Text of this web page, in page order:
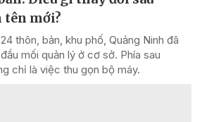
mới?
thôn, bản, khu phố, Quảng Ninh đã
mối quản lý ở cơ sở. Phía sau
chỉ là việc thu gọn bộ máy.